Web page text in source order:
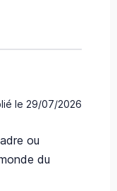
le 29/07/2026
ou
du